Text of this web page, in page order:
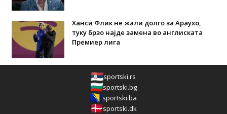
Ханси Флик не жали долго за Араухо,
туку брзо најде замена во англиската
Премиер лига
sportski.rs
sportski.bg
sportski.ba
sportski.dk